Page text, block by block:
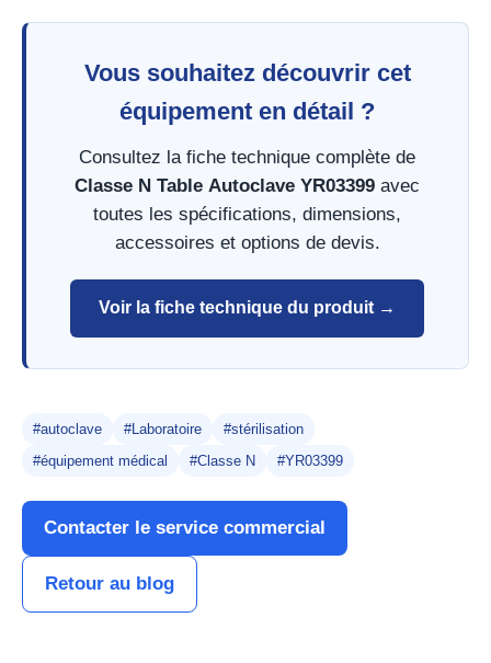
Vous souhaitez découvrir cet
équipement en détail ?
Consultez la fiche technique complète de
Classe N Table Autoclave YR03399 avec
toutes les spécifications, dimensions,
accessoires et options de devis.
Voir la fiche technique du produit →
#autoclave #Laboratoire
#stérilisation
#équipement médical
#Classe N #YR03399
Contacter le service commercial
Retour au blog